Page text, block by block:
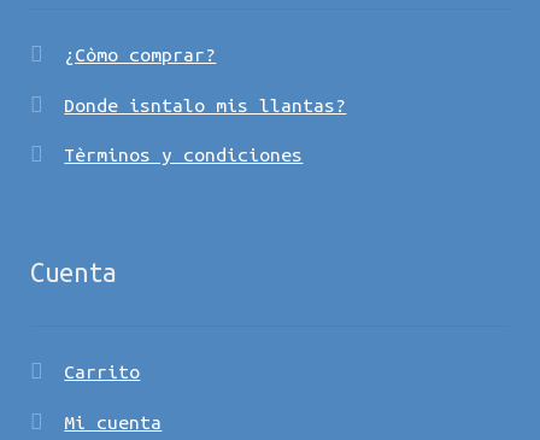
¿Còmo comprar?
Donde isntalo mis llantas?
Tèrminos y condiciones
Cuenta
Carrito
Mi cuenta